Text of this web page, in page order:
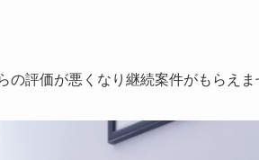
の評価が悪くなり継続案件がもらえ